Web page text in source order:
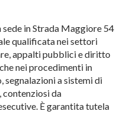
sede in Strada Maggiore 54
qualificata nei settori
appalti pubblici e diritto
nei procedimenti in
a sistemi di
contenziosi da
È garantita tutela